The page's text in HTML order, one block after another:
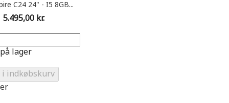
C24 24" - I5 8GB...
Pris
5.495,00 kr.
lager
i indkøbskurv